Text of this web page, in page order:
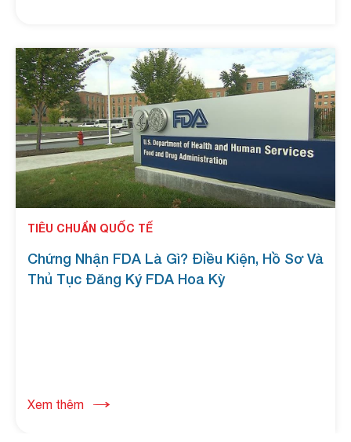
TIÊU CHUẨN QUỐC TẾ
Chứng Nhận FDA Là Gì? Điều Kiện, Hồ Sơ Và
Thủ Tục Đăng Ký FDA Hoa Kỳ
Xem thêm